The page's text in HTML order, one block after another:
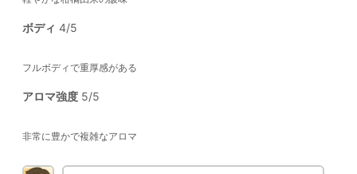
ボディ 4/5
フルボディで重厚感がある
アロマ強度 5/5
非常に豊かで複雑なアロマ